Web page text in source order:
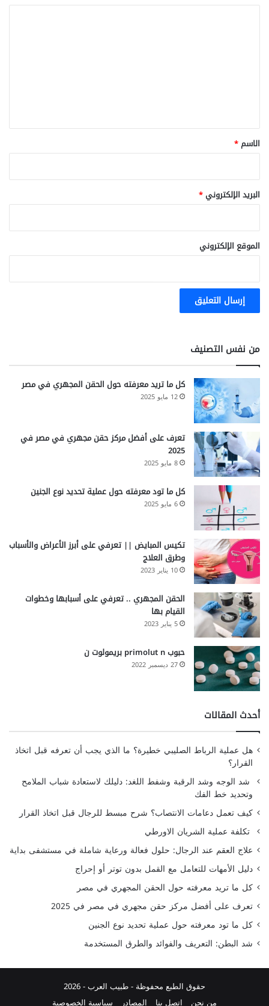
*
الاسم*
البريد الإلكتروني*
الموقع الإلكتروني
من نفس التصنيف
كل ما تريد معرفته حول الحقن المجهري في مصر
12 مايو 2025
تعرف على أفضل مركز حقن مجهري في مصر في
2025
8 مايو 2025
كل ما تود معرفته حول عملية تحديد نوع الجنين
6 مايو 2025
تكيس المبايض || تعرفي على أبرز الأعراض والأسباب
وطرق العلاج
10 يناير 2023
الحقن المجهري .. تعرفي على أسبابها وخطوات
القيام بها
5 يناير 2023
حبوب primolut n بريمولوت ن
27 ديسمبر 2022
أحدث المقالات
هل عملية الرباط الصليبي خطيرة؟ ما الذي يجب أن تعرفه قبل اتخاذ
القرار؟
شد الوجه وشد الرقبة وشفط اللغد: دليلك لاستعادة شباب الملامح
وتحديد خط الفك
كيف تعمل دعامات الانتصاب؟ شرح مبسط للرجال قبل اتخاذ القرار
تكلفة عملية الشريان الاورطي
علاج العقم عند الرجال: حلول فعالة ورعاية شاملة في مستشفى بداية
دليل الأمهات للتعامل مع القمل بدون توتر أو إحراج
كل ما تريد معرفته حول الحقن المجهري في مصر
تعرف على أفضل مركز حقن مجهري في مصر في 2025
كل ما تود معرفته حول عملية تحديد نوع الجنين
شد البطن: التعريف والفوائد والطرق المستخدمة
حقوق الطبع محفوظة -طبيب العرب- 2026
من نحن
اتصل بنا المصادر سياسية الخصوصية